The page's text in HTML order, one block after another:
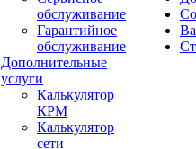
обслуживание
Гарантийное
обслуживание
Дополнительные
услуги
Калькулятор
КРМ
Калькулятор
сети